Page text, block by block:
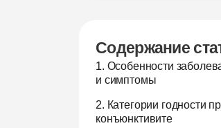
Содержание
1. Особенности
и симптомы
2. Категории годности
конъюнктивите